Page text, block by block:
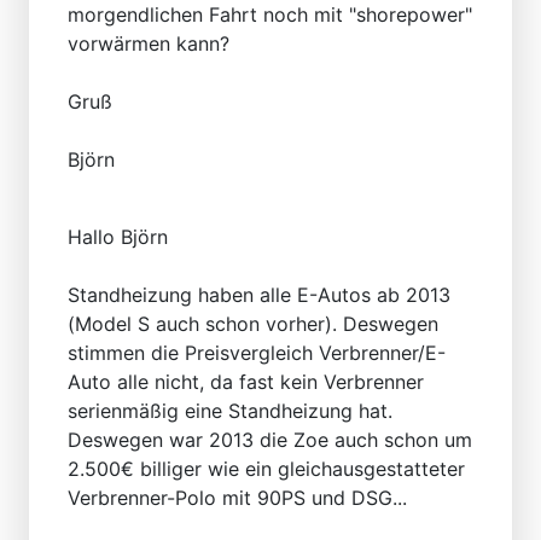
morgendlichen Fahrt noch mit "shorepower"
vorwärmen kann?
Gruß
Björn
Hallo Björn
Standheizung haben alle E-Autos ab 2013
(Model S auch schon vorher). Deswegen
stimmen die Preisvergleich Verbrenner/E-
Auto alle nicht, da fast kein Verbrenner
serienmäßig eine Standheizung hat.
Deswegen war 2013 die Zoe auch schon um
2.500€ billiger wie ein gleichausgestatteter
Verbrenner-Polo mit 90PS und DSG...